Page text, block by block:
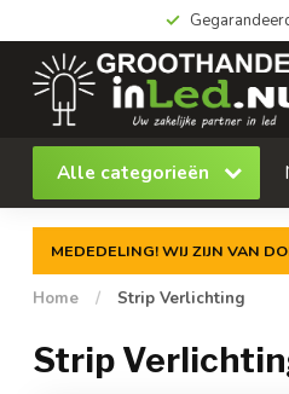
Alle categorieën
MEDEDELING! WIJ ZIJN VAN
Home / Strip Verlichting
Strip